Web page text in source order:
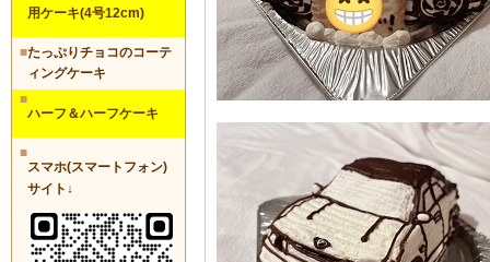
用ケーキ(4号12cm)
■たっぷりチョコのコーテ
ィングケーキ
■
ハーフ＆ハーフケーキ
■
スマホ(スマートフォン)
サイト↓